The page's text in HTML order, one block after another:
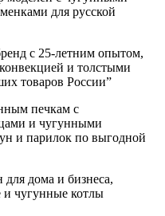
для русской
с 25-летним опытом,
и толстыми
товаров России”
печкам с
и чугунными
и парилок по выгодной
дома и бизнеса,
и чугунные котлы